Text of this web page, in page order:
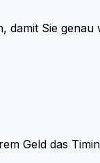
damit Sie
Geld das